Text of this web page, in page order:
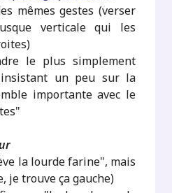
mêmes gestes (verser
verticale qui les
le plus simplement
un peu sur la
importante avec le
la lourde farine", mais
je trouve ça gauche)